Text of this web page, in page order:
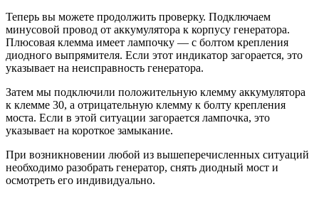
Теперь вы можете продолжить проверку. Подключаем
минусовой провод от аккумулятора к корпусу генератора.
Плюсовая клемма имеет лампочку — с болтом крепления
диодного выпрямителя. Если этот индикатор загорается, это
указывает на неисправность генератора.
Затем мы подключили положительную клемму аккумулятора
к клемме 30, а отрицательную клемму к болту крепления
моста. Если в этой ситуации загорается лампочка, это
указывает на короткое замыкание.
При возникновении любой из вышеперечисленных ситуаций
необходимо разобрать генератор, снять диодный мост и
осмотреть его индивидуально.